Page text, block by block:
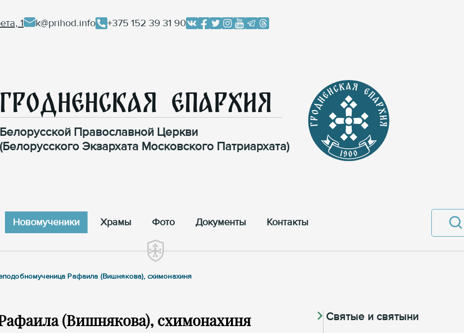
1 k@prihod.info +375 152 39 31 90
Гродненская Епархия
Белорусской Православной Церкви
(Белорусского Экзархата Московского Патриархата)
Новомученики Храмы Фото Документы Контакты
Рафаила (Вишнякова), схимонахиня
(Вишнякова), схимонахиня
Святые и святыни